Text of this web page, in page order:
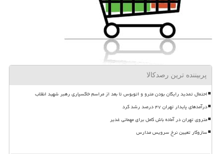
پربیننده ترین رصدکالا
احتمال تمدید رایگان بودن مترو و اتوبوس تا بعد از مراسم خاکسپاری رهبر شهید انقلاب
درآمدهای پایدار تهران ۴۷ درصد رشد کرد
متروی تهران در آماده باش کامل برای مهمانی غدیر
سازوکار تعیین نرخ سرویس مدارس